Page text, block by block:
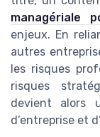
managériale
enjeux. En
autres
les risques
risques
devient alors
d’entreprise et